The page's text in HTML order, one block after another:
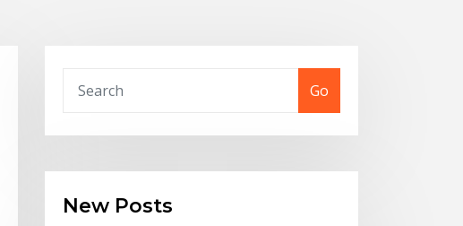
Go
New Posts